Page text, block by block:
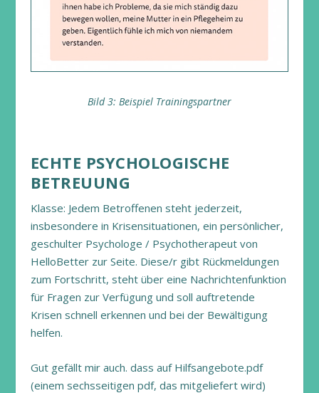
Bild 3: Beispiel Trainingspartner
ECHTE PSYCHOLOGISCHE
BETREUUNG
Klasse: Jedem Betroffenen steht jederzeit,
insbesondere in Krisensituationen, ein persönlicher,
geschulter Psychologe / Psychotherapeut von
HelloBetter zur Seite. Diese/r gibt Rückmeldungen
zum Fortschritt, steht über eine Nachrichtenfunktion
für Fragen zur Verfügung und soll auftretende
Krisen schnell erkennen und bei der Bewältigung
helfen.
Gut gefällt mir auch. dass auf Hilfsangebote.pdf
(einem sechsseitigen pdf, das mitgeliefert wird)